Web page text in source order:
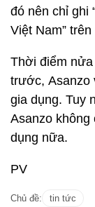
đó nên chỉ ghi
Việt Nam”
Thời điểm
trước, Asanzo
gia dụng. Tuy
Asanzo không
dụng nữa.
PV
Chủ đề: tin tức